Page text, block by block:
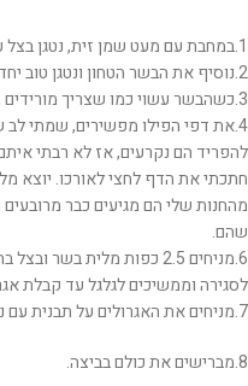
1.במחבת עם מעט שמן זית, נטגן בצל עד הזהבה קלה.
2.נוסיף את הבשר הטחון ונטגן טוב יחד עם מלח ופלפל כמובן.
3.כשהבשר עשוי כמו שצריך מורידים מהאש ומניחים לצינון.
4.את דפי הפילו מפשירים, שמתי לב
חתכתי את הדף לחצי לאורכו. יוצא
מהחנות שלי הם מגיעים כבר
שהם.
6.מניחים 2‪.‬5 כפות מלית
לסגירה וממשיכים לגלגל עד קבלת
7.מניחים את האגרולים על תבנית עם נייר אפייה.
8.מברישים את כולם בביצה.